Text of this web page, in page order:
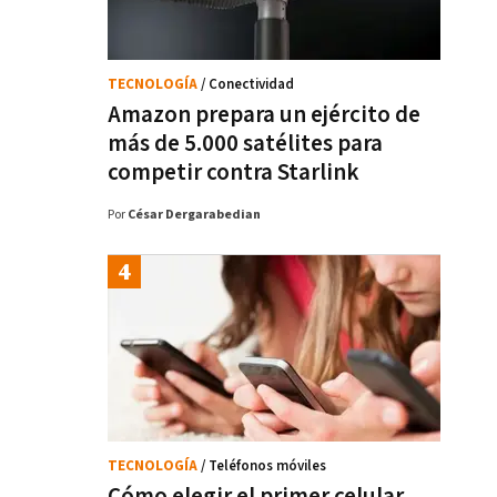
Amazon prepara un ejército de
más de 5.000 satélites para
competir contra Starlink
TECNOLOGÍA/ Conectividad
Por César Dergarabedian
TECNOLOGÍA/ Teléfonos móviles